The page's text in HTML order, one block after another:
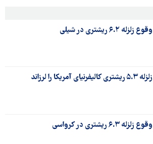
وقوع زلزله ۶.۲ ریشتری در شیلی
زلزله ۵.۳ ریشتری کالیفرنیای آمریکا را لرزاند
وقوع زلزله ۶.۳ ریشتری در کرواسی